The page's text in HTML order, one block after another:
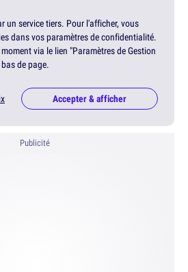
un service tiers. Pour l'afficher, vous
dans vos paramètres de confidentialité.
via le lien "Paramètres de Gestion
de page.
Accepter & afficher
Publicité